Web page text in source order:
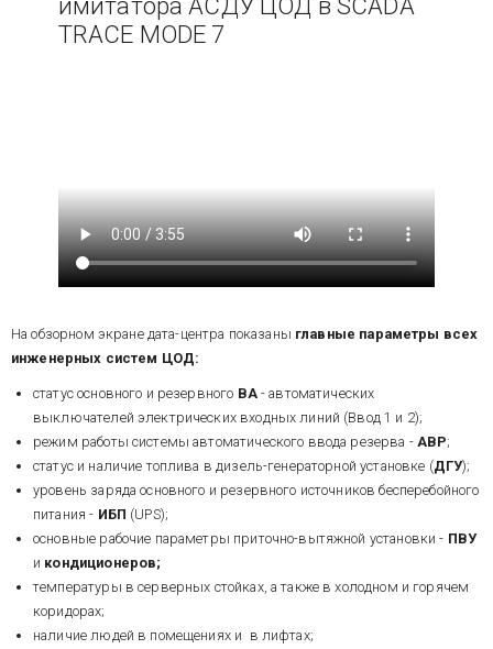
имитатора АСДУ ЦОД в SCADA
TRACE MODE 7
На обзорном экране дата-центра показаны главные параметры всех
инженерных систем ЦОД:
статус основного и резервного ВА- автоматических
выключателей электрических входных линий (Ввод 1 и 2);
режим работы системы автоматического ввода резерва - АВР;
статус и наличие топлива в дизель-генераторной установке (ДГУ);
уровень заряда основного и резервного источников бесперебойного
питания - ИБП (UPS);
основные рабочие параметры приточно-вытяжной установки - ПВУ
и кондиционеров;
температуры в серверных стойках, а также в холодном и горячем
коридорах;
наличие людей в помещениях и в лифтах;